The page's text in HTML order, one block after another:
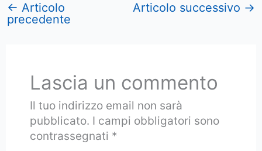
← Articolo
precedente
Articolo successivo →
Lascia un commento
Il tuo indirizzo email non sarà
pubblicato. I campi obbligatori sono
contrassegnati *